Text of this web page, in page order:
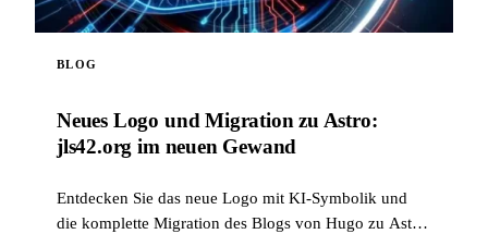
BLOG
Neues Logo und Migration zu Astro:
jls42.org im neuen Gewand
Entdecken Sie das neue Logo mit KI-Symbolik und
die komplette Migration des Blogs von Hugo zu Astro,